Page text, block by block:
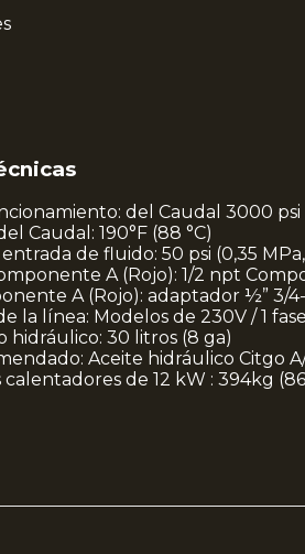
del Caudal 3000 psi
Caudal: 190°F (88 °C)
de fluido: 50 psi (0,35 MPa,
A (Rojo): 1/2 npt
A (Rojo): adaptador ½” 3/
la línea: Modelos de 230V / 1
hidráulico: 30 litros (8 ga)
Aceite hidráulico Citgo
calentadores de 12 kW : 394kg